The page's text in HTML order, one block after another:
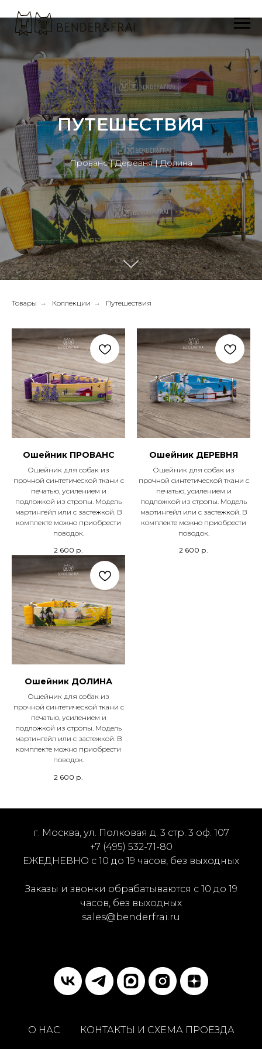
ПУТЕШЕСТВИЯ
Прованс | Деревня | Долина
Товары → Коллекции → Путешествия
Ошейник ПРОВАНС
Ошейник для собак из
прочной синтетической ткани с
печатью, усилением и
подложкой из стропы. Модель
мартингейл или с застежкой. В
комплекте можно приобрести
поводок.
2 600 р.
Ошейник ДЕРЕВНЯ
Ошейник для собак из
прочной синтетической ткани с
печатью, усилением и
подложкой из стропы. Модель
мартингейл или с застежкой. В
комплекте можно приобрести
поводок.
2 600 р.
Ошейник ДОЛИНА
Ошейник для собак из
прочной синтетической ткани с
печатью, усилением и
подложкой из стропы. Модель
мартингейл или с застежкой. В
комплекте можно приобрести
поводок.
2 600 р.
г. Москва, ул. Полковая д. 3 стр. 3 оф. 107
+7 (495) 532-71-80
ЕЖЕДНЕВНО с 10 до 19 часов, без выходных
Заказы и звонки обрабатываются с 10 до 19
часов, без выходных
sales@benderfrai.ru
О НАС КОНТАКТЫ И СХЕМА ПРОЕЗДА